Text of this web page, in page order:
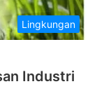
Lingkungan
Industri